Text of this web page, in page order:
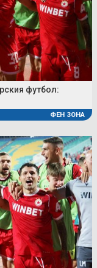
футбол:
ФЕН ЗОНА